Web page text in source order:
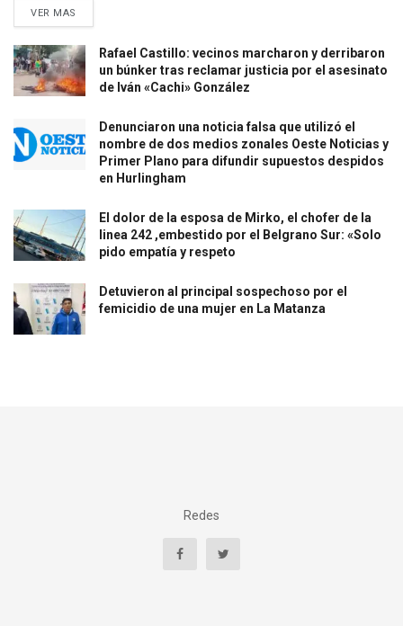
VER MAS
Rafael Castillo: vecinos marcharon y derribaron
un búnker tras reclamar justicia por el asesinato
de Iván «Cachi» González
Denunciaron una noticia falsa que utilizó el
nombre de dos medios zonales Oeste Noticias y
Primer Plano para difundir supuestos despidos
en Hurlingham
El dolor de la esposa de Mirko, el chofer de la
linea 242 ,embestido por el Belgrano Sur: «Solo
pido empatía y respeto
Detuvieron al principal sospechoso por el
femicidio de una mujer en La Matanza
Redes